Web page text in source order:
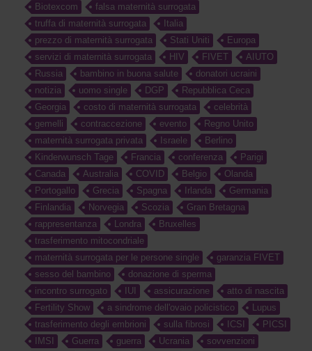
Biotexcom
falsa maternità surrogata
truffa di maternità surrogata
Italia
prezzo di maternità surrogata
Stati Uniti
Europa
servizi di maternità surrogata
HIV FIVET
AIUTO
Russia
bambino in buona salute
donatori ucraini
notizia
uomo single DGP
Repubblica Ceca
Georgia
costo di maternità surrogata
celebrità
gemelli
contraccezione evento
Regno Unito
maternità surrogata privata
Israele
Berlino
Kinderwunsch Tage
Francia conferenza
Parigi
Canada
Australia COVID Belgio
Olanda
Portogallo
Grecia Spagna Irlanda
Germania
Finlandia
Norvegia Scozia
Gran Bretagna
rappresentanza
Londra
Bruxelles
trasferimento mitocondriale
maternità surrogata per le persone single
garanzia FIVET
sesso del bambino
donazione di sperma
incontro surrogato
IUI assicurazione
atto di nascita
Fertility Show
a sindrome dell'ovaio policistico
Lupus
trasferimento degli embrioni
sulla fibrosi ICSI
PICSI
IMSI
Guerra guerra Ucrania
sovvenzioni